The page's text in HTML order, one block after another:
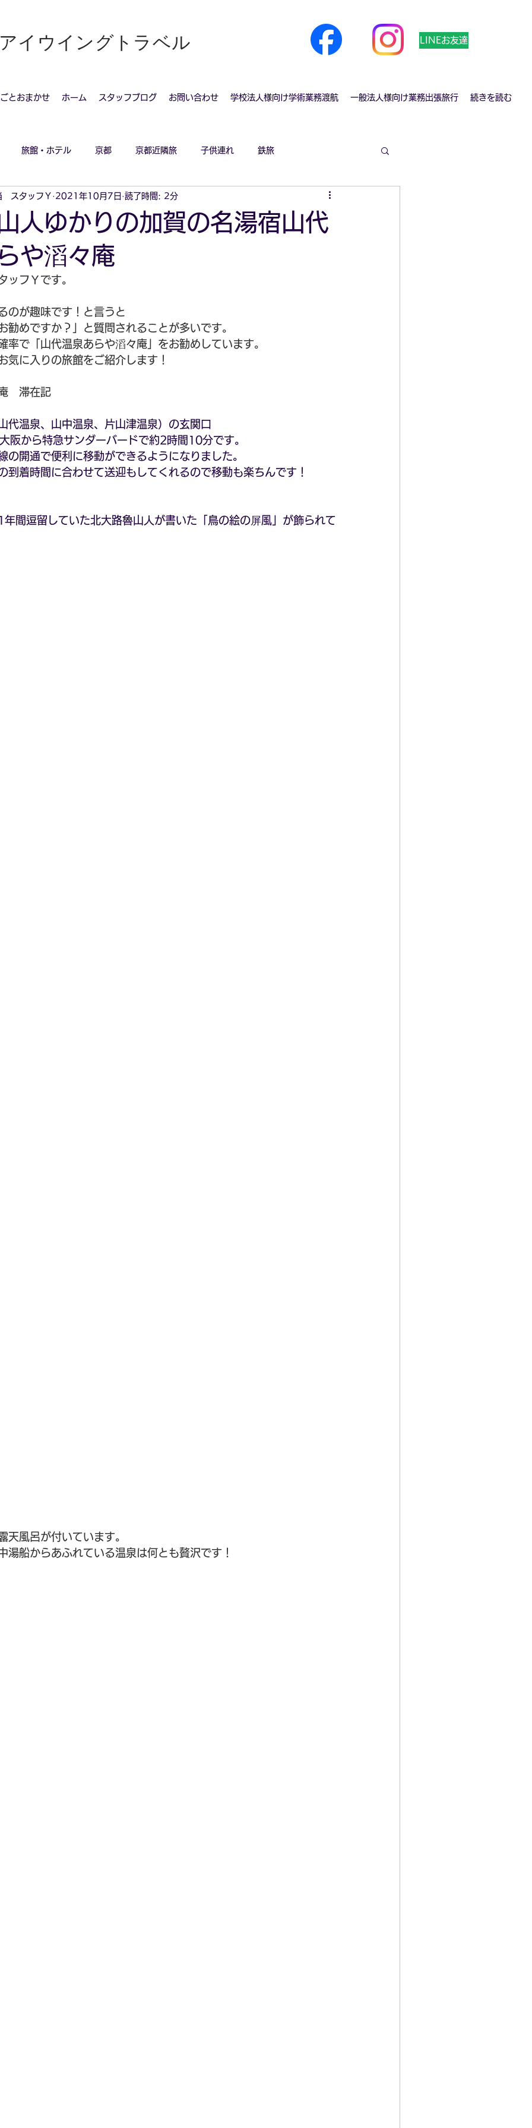
イウイングトラベル LINEお友達
とおまかせ ホーム スタッフブログ お問い合わせ 学校法人様向け学術業務渡航 一般法人様向け業務出張旅行 続きを読む
旅館・ホテル 京都 京都近隣旅 子供連れ 鉄旅
人ゆかりの加賀の名湯宿山代
や滔々庵
スタッフＹ 2021年10月7日 読了時間: 2分
ッフＹです。
のが趣味です！と言うと
勧めですか？」と質問されることが多いです。
率で「山代温泉あらや滔々庵」をお勧めしています。
気に入りの旅館をご紹介します！
　滞在記
代温泉、山中温泉、片山津温泉）の玄関口
阪から特急サンダーバードで約2時間10分です。
の開通で便利に移動ができるようになりました。
到着時間に合わせて送迎もしてくれるので移動も楽ちんです！
間逗留していた北大路魯山人が書いた「鳥の絵の屏風」が飾られて
天風呂が付いています。
湯船からあふれている温泉は何とも贅沢です！